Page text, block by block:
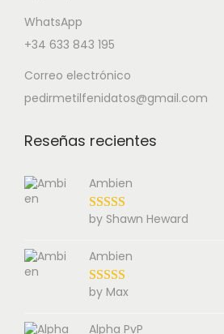
WhatsApp
+34 633 843 195
Correo electrónico
pedirmetilfenidatos@gmail.com
Reseñas recientes
Ambien
by Shawn Heward
Ambien
by Max
Alpha PvP